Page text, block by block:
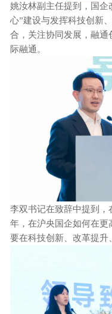
姚汝林副主任提到，国企
心”建设与发挥科技创新
合，关注协同发展，融通
际融通。
李双书记在致辞中提到，
年，在沪央国企如何在
要在科技创新、改革提升